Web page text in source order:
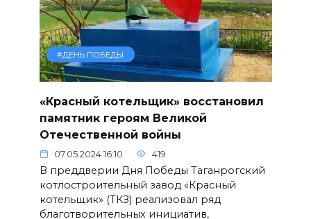
#ДЕНЬ ПОБЕДЫ
«Красный котельщик» восстановил
памятник героям Великой
Отечественной войны
07.05.2024 16:10 419
В преддверии Дня Победы Таганрогский
котлостроительный завод «Красный
котельщик» (ТКЗ) реализовал ряд
благотворительных инициатив,